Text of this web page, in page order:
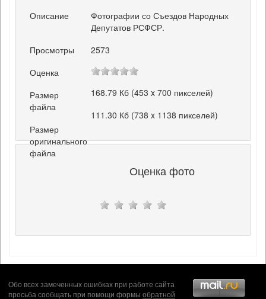
Описание
Фотографии со Съездов Народных
Депутатов РСФСР.
Просмотры
2573
Оценка
Размер
файла
168.79 Кб (453 x 700 пикселей)
Размер
оригинального
файла
111.30 Кб (738 x 1138 пикселей)
Оценка фото
Обо всех замеченных ошибках при работе сайта
просьба сообщать при помощи формы обратной